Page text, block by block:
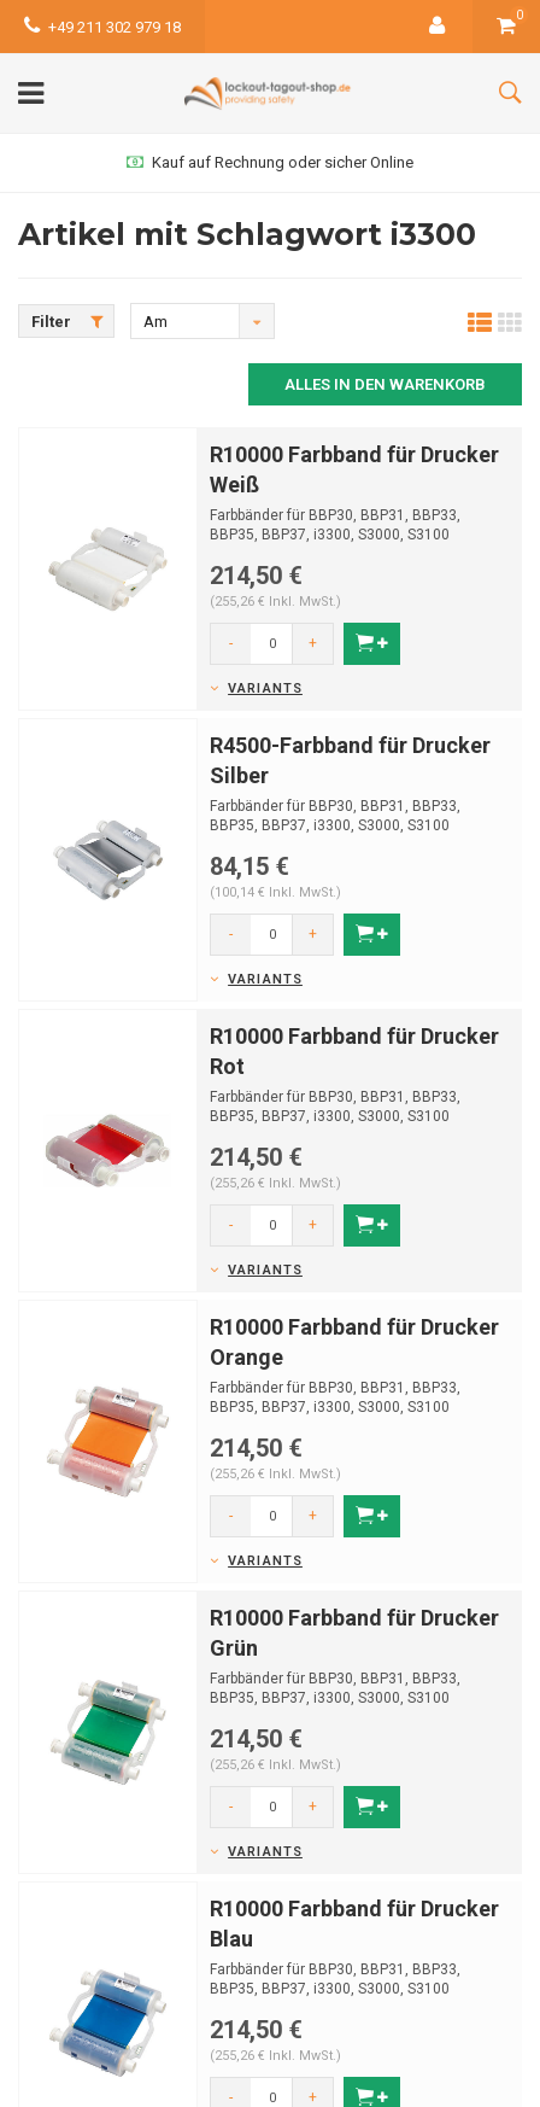
+49 211 302 979 18
0
Kauf auf Rechnung oder sicher Online
Artikel mit Schlagwort i3300
Filter
Am
ALLES IN DEN WARENKORB
R10000 Farbband für Drucker
Weiß
Farbbänder für BBP30, BBP31, BBP33,
BBP35, BBP37, i3300, S3000, S3100
214,50 €
(255,26 € Inkl. MwSt.)
- +
VARIANTS
R4500-Farbband für Drucker
Silber
Farbbänder für BBP30, BBP31, BBP33,
BBP35, BBP37, i3300, S3000, S3100
84,15 €
(100,14 € Inkl. MwSt.)
- +
VARIANTS
R10000 Farbband für Drucker
Rot
Farbbänder für BBP30, BBP31, BBP33,
BBP35, BBP37, i3300, S3000, S3100
214,50 €
(255,26 € Inkl. MwSt.)
- +
VARIANTS
R10000 Farbband für Drucker
Orange
Farbbänder für BBP30, BBP31, BBP33,
BBP35, BBP37, i3300, S3000, S3100
214,50 €
(255,26 € Inkl. MwSt.)
- +
VARIANTS
R10000 Farbband für Drucker
Grün
Farbbänder für BBP30, BBP31, BBP33,
BBP35, BBP37, i3300, S3000, S3100
214,50 €
(255,26 € Inkl. MwSt.)
- +
VARIANTS
R10000 Farbband für Drucker
Blau
Farbbänder für BBP30, BBP31, BBP33,
BBP35, BBP37, i3300, S3000, S3100
214,50 €
(255,26 € Inkl. MwSt.)
- +